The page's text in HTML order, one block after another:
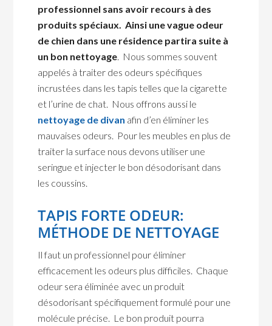
professionnel sans avoir recours à des
produits spéciaux. Ainsi une vague odeur
de chien dans une résidence partira suite à
un bon nettoyage. Nous sommes souvent
appelés à traiter des odeurs spécifiques
incrustées dans les tapis telles que la cigarette
et l’urine de chat. Nous offrons aussi le
nettoyage de divan afin d’en éliminer les
mauvaises odeurs. Pour les meubles en plus de
traiter la surface nous devons utiliser une
seringue et injecter le bon désodorisant dans
les coussins.
TAPIS FORTE ODEUR:
MÉTHODE DE NETTOYAGE
Il faut un professionnel pour éliminer
efficacement les odeurs plus difficiles. Chaque
odeur sera éliminée avec un produit
désodorisant spécifiquement formulé pour une
molécule précise. Le bon produit pourra